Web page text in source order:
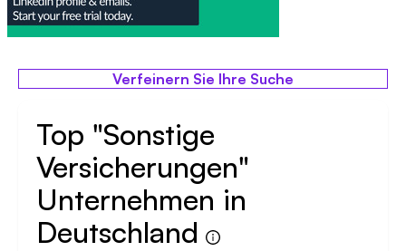
Verfeinern Sie Ihre Suche
Top "Sonstige
Versicherungen"
Unternehmen in
Deutschland